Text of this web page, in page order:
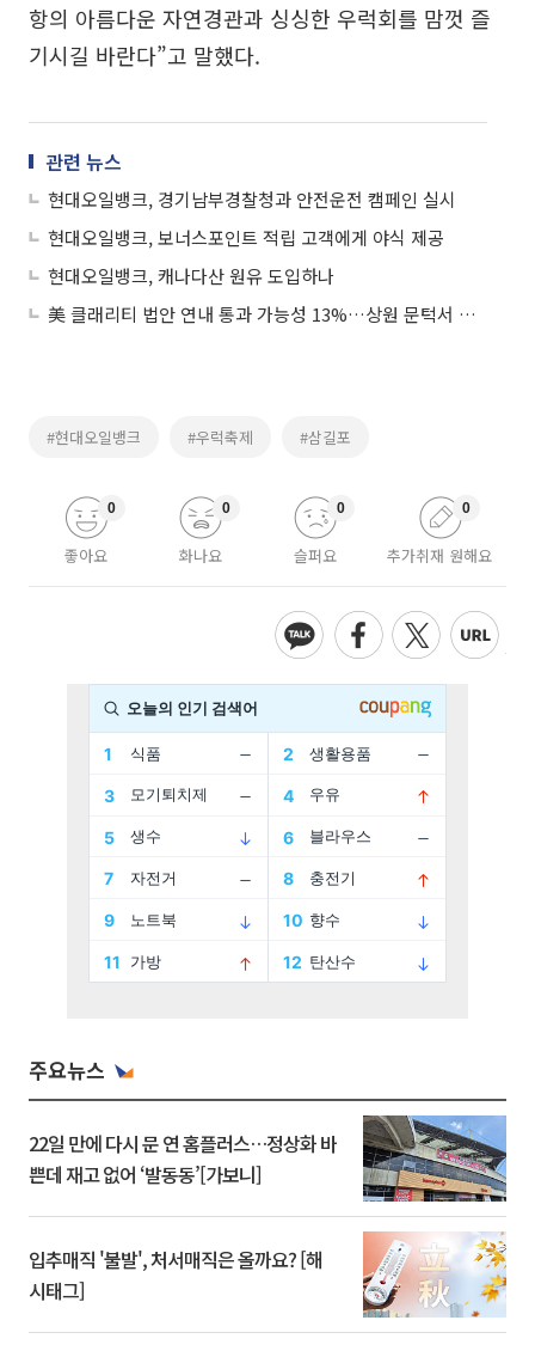
항의 아름다운 자연경관과 싱싱한 우럭회를 맘껏 즐
기시길 바란다”고 말했다.
관련 뉴스
현대오일뱅크, 경기남부경찰청과 안전운전 캠페인 실시
현대오일뱅크, 보너스포인트 적립 고객에게 야식 제공
현대오일뱅크, 캐나다산 원유 도입하나
美 클래리티 법안 연내 통과 가능성 13%…상원 문턱서 제동
#현대오일뱅크 #우럭축제 #삼길포
좋아요
0
화나요
0
슬퍼요
0
추가취재 원해요
0
주요뉴스
22일 만에 다시 문 연 홈플러스…정상화 바
쁜데 재고 없어 ‘발동동’[가보니]
입추매직 '불발', 처서매직은 올까요? [해
시태그]